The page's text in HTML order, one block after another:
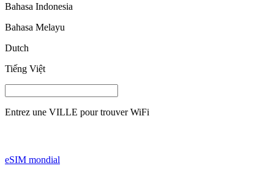
Bahasa Indonesia
Bahasa Melayu
Dutch
Tiếng Việt
Entrez une VILLE pour trouver WiFi
eSIM mondial